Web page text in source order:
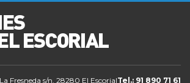
Fresneda s/n. 28280 El EscorialTel.: 91 890 71 61